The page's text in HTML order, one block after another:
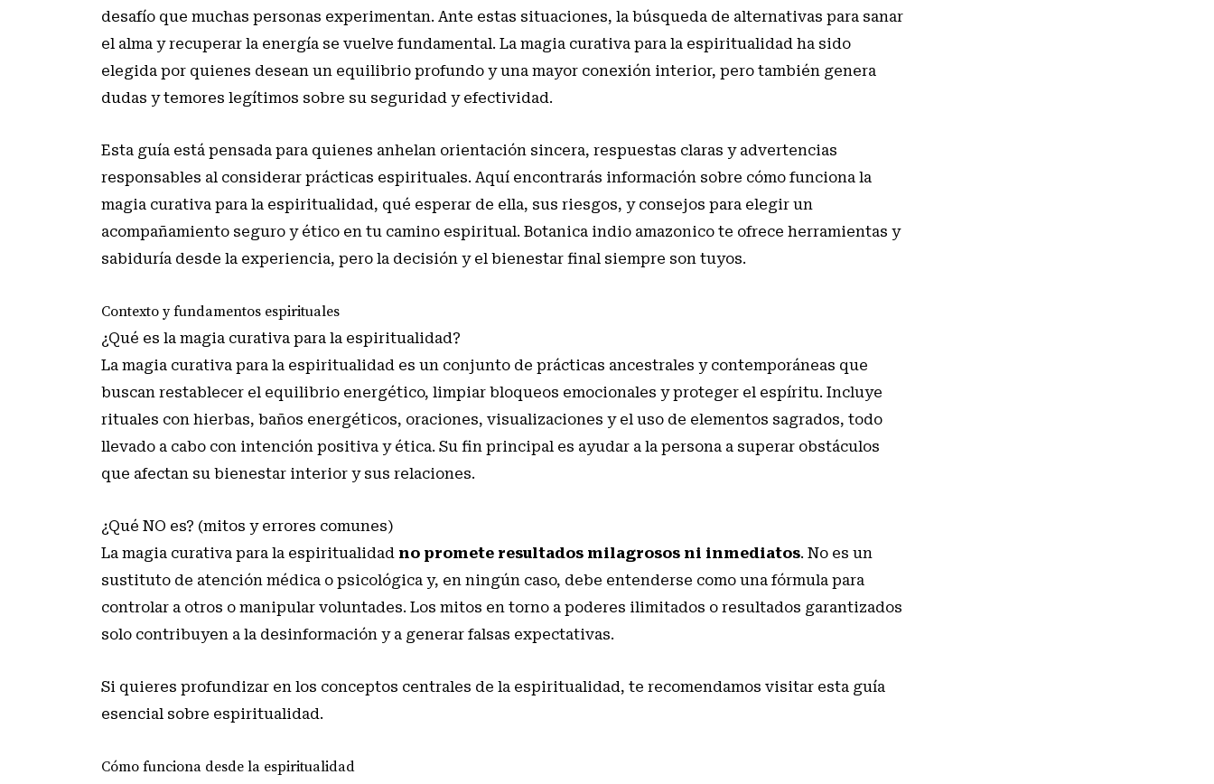
desafío que muchas personas experimentan. Ante estas situaciones, la búsqueda de alternativas para sanar
el alma y recuperar la energía se vuelve fundamental. La magia curativa para la espiritualidad ha sido
elegida por quienes desean un equilibrio profundo y una mayor conexión interior, pero también genera
dudas y temores legítimos sobre su seguridad y efectividad.
Esta guía está pensada para quienes anhelan orientación sincera, respuestas claras y advertencias
responsables al considerar prácticas espirituales. Aquí encontrarás información sobre cómo funciona la
magia curativa para la espiritualidad, qué esperar de ella, sus riesgos, y consejos para elegir un
acompañamiento seguro y ético en tu camino espiritual. Botanica indio amazonico te ofrece herramientas y
sabiduría desde la experiencia, pero la decisión y el bienestar final siempre son tuyos.
Contexto y fundamentos espirituales
¿Qué es la magia curativa para la espiritualidad?
La magia curativa para la espiritualidad es un conjunto de prácticas ancestrales y contemporáneas que
buscan restablecer el equilibrio energético, limpiar bloqueos emocionales y proteger el espíritu. Incluye
rituales con hierbas, baños energéticos, oraciones, visualizaciones y el uso de elementos sagrados, todo
llevado a cabo con intención positiva y ética. Su fin principal es ayudar a la persona a superar obstáculos
que afectan su bienestar interior y sus relaciones.
¿Qué NO es? (mitos y errores comunes)
La magia curativa para la espiritualidad no promete resultados milagrosos ni inmediatos. No es un
sustituto de atención médica o psicológica y, en ningún caso, debe entenderse como una fórmula para
controlar a otros o manipular voluntades. Los mitos en torno a poderes ilimitados o resultados garantizados
solo contribuyen a la desinformación y a generar falsas expectativas.
Si quieres profundizar en los conceptos centrales de la espiritualidad, te recomendamos visitar esta guía
esencial sobre espiritualidad.
Cómo funciona desde la espiritualidad